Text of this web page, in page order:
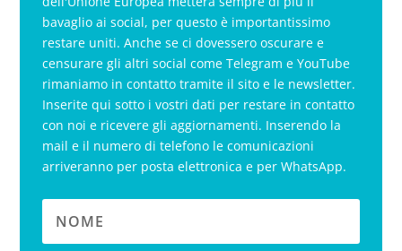
bavaglio ai social, per questo è importantissimo
restare uniti. Anche se ci dovessero oscurare e
censurare gli altri social come Telegram e YouTube
rimaniamo in contatto tramite il sito e le newsletter.
Inserite qui sotto i vostri dati per restare in contatto
con noi e ricevere gli aggiornamenti. Inserendo la
mail e il numero di telefono le comunicazioni
arriveranno per posta elettronica e per WhatsApp.